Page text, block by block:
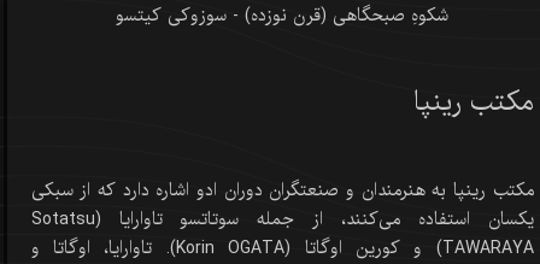
شکوهِ صبحگاهی (قرن نوزده) - سوزوکی کیتسو
مکتب رینپا
مکتب رینپا به هنرمندان و صنعتگران دوران ادو اشاره دارد که از سبکی
یکسان استفاده می‌کنند، از جمله سوتاتسو تاوارایا (Sotatsu
TAWARAYA) و کورین اوگاتا (Korin OGATA). تاوارایا، اوگاتا و